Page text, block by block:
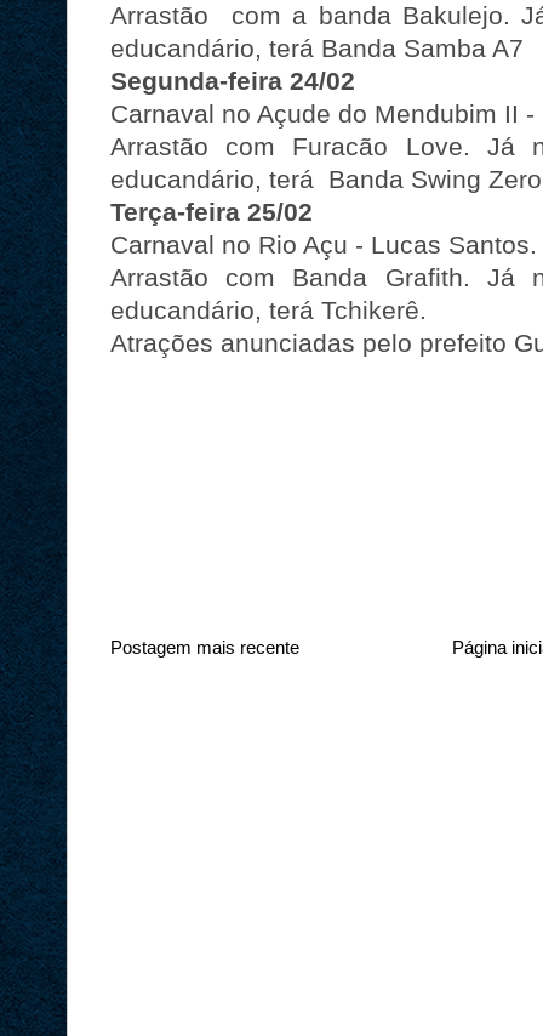
Arrastão com a banda Bakulejo.
educandário, terá Banda Samba A7
Segunda-feira 24/02
Carnaval no Açude do Mendubim II
Arrastão com Furacão Love.
educandário, terá Banda Swing
Terça-feira 25/02
Carnaval no Rio Açu - Lucas Santos.
Arrastão com Banda Grafith. Já
educandário, terá Tchikerê.
Atrações anunciadas pelo prefeito
Postagem mais recente Página